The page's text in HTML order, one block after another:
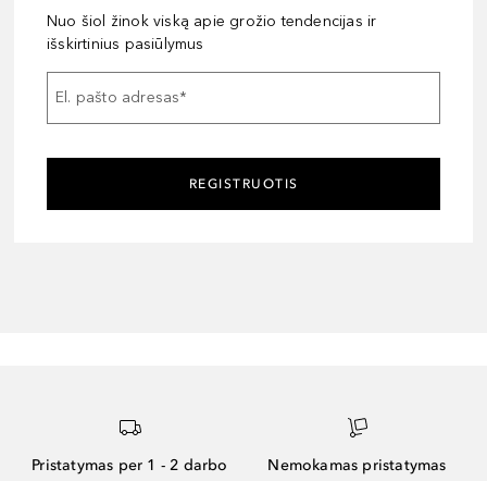
Nuo šiol žinok viską apie grožio tendencijas ir
išskirtinius pasiūlymus
El. pašto adresas*
REGISTRUOTIS
Pristatymas per 1 - 2 darbo
Nemokamas pristatymas